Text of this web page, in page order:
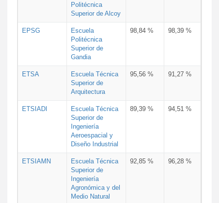
Politécnica
Superior de Alcoy
EPSG
Escuela
Politécnica
Superior de
Gandia
98,84 % 98,39 %
ETSA
Escuela Técnica
Superior de
Arquitectura
95,56 % 91,27 %
ETSIADI
Escuela Técnica
Superior de
Ingeniería
Aeroespacial y
Diseño Industrial
89,39 % 94,51 %
ETSIAMN
Escuela Técnica
Superior de
Ingeniería
Agronómica y del
Medio Natural
92,85 % 96,28 %